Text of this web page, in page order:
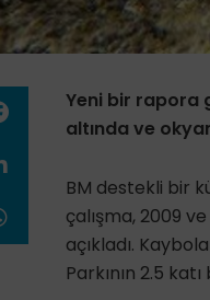
Yeni bir rapora
altında ve
BM destekli bir
çalışma, 2009
açıkladı.
Parkının 2.5